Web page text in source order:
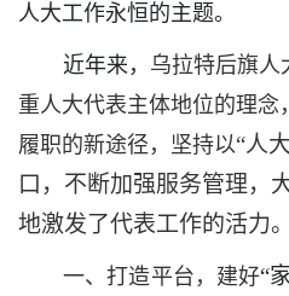
人大工作永恒的主题。
近年来， 乌拉特后旗人
重人大代表主体地位的理念
履职的新途径，坚持以“人
口，不断加强服务管理，
地激发了代表工作的活力。
一、打造平台，建好“